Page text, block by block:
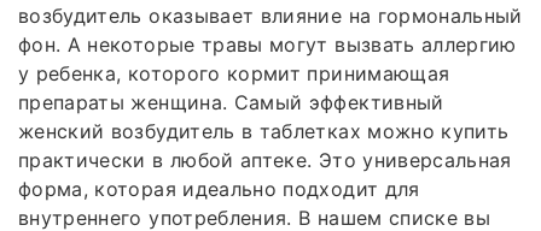
возбудитель оказывает влияние на гормональный
фон. А некоторые травы могут вызвать аллергию
у ребенка, которого кормит принимающая
препараты женщина. Самый эффективный
женский возбудитель в таблетках можно купить
практически в любой аптеке. Это универсальная
форма, которая идеально подходит для
внутреннего употребления. В нашем списке вы